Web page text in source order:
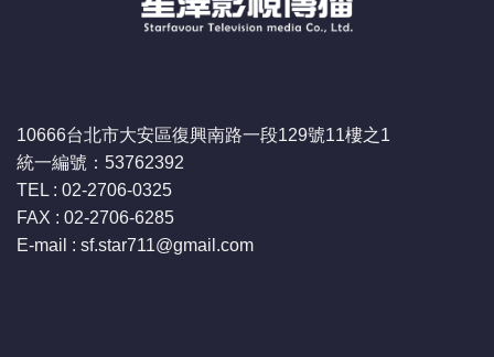
10666台北市大安區復興南路一段129號11樓之1
統一編號：53762392
TEL : 02-2706-0325
FAX : 02-2706-6285
E-mail : sf.star711@gmail.com